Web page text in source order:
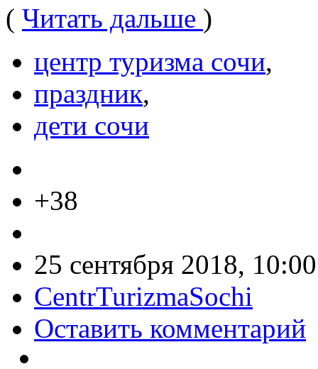
( Читать дальше )
центр туризма сочи,
праздник,
дети сочи
+38
25 сентября 2018, 10:00
CentrTurizmaSochi
Оставить комментарий